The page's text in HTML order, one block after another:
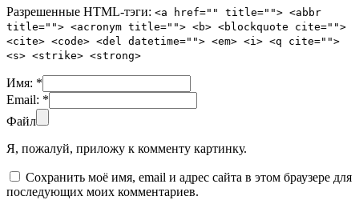
Разрешенные HTML-тэги: <a href="" title=""> <abbr
title=""> <acronym title=""> <b> <blockquote cite="">
<cite> <code> <del datetime=""> <em> <i> <q cite="">
<s> <strike> <strong>
Имя: *
Email: *
Файл
Я, пожалуй, приложу к комменту картинку.
Сохранить моё имя, email и адрес сайта в этом браузере для
последующих моих комментариев.